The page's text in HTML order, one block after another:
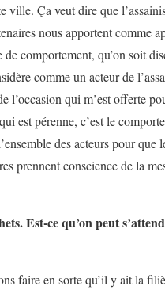
Ça veut dire que
nous apportent comme
comportement, qu’on soit
comme un acteur de
l’occasion qui m’est offerte
est pérenne, c’est le
des acteurs pour que
prennent conscience de la
Est-ce qu’on peut
faire en sorte qu’il y ait la